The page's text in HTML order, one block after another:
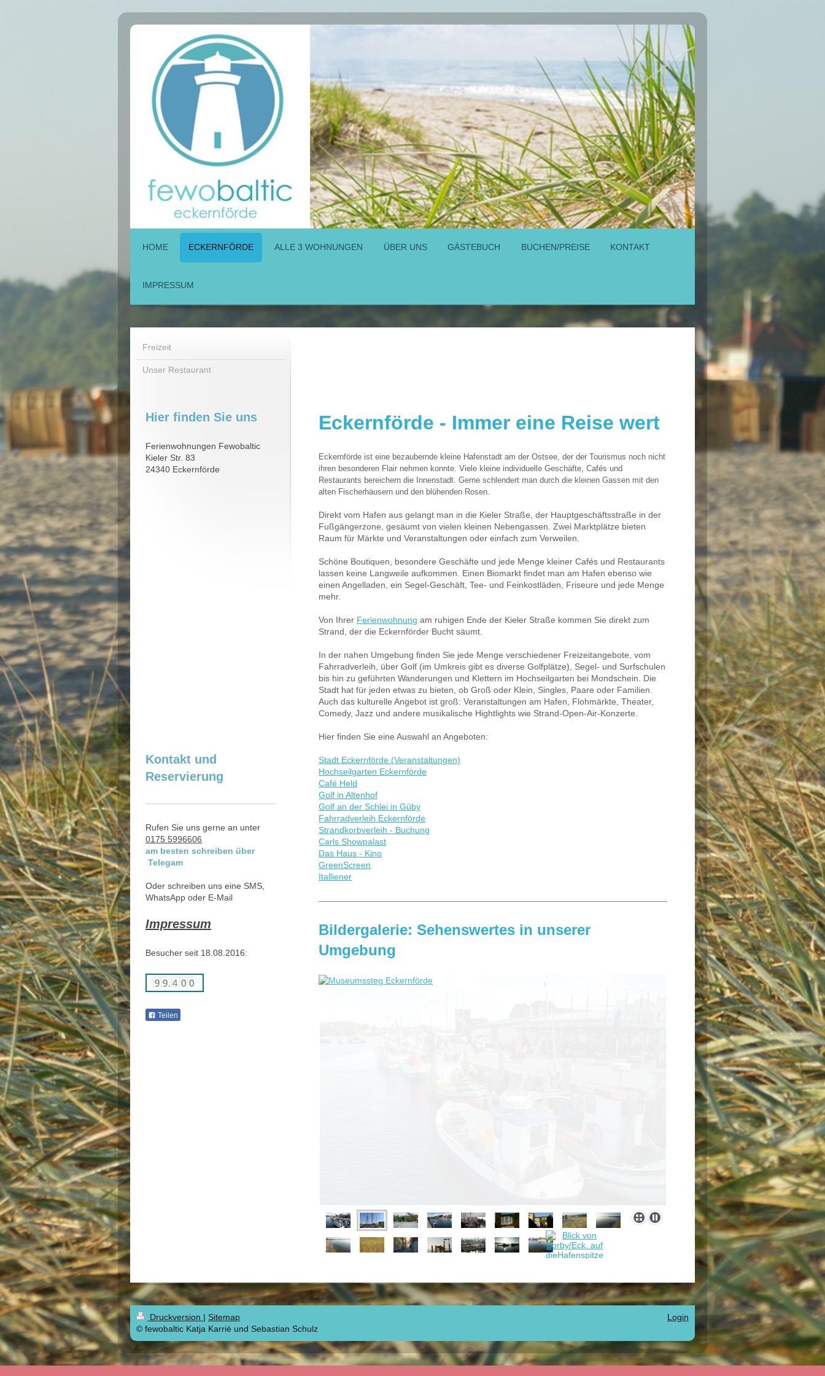
HOME ECKERNFÖRDE ALLE 3 WOHNUNGEN ÜBER UNS GÄSTEBUCH BUCHEN/PREISE KONTAKT
IMPRESSUM
Eckernförde - Immer eine Reise wert
Eckernförde ist eine bezaubernde kleine Hafenstadt am der Ostsee, der der Tourismus noch nicht
ihren besonderen Flair nehmen konnte. Viele kleine individuelle Geschäfte, Cafés und
Restaurants bereichern die Innenstadt. Gerne schlendert man durch die kleinen Gassen mit den
alten Fischerhäusern und den blühenden Rosen.
Direkt vom Hafen aus gelangt man in die Kieler Straße, der Hauptgeschäftsstraße in der
Fußgängerzone, gesäumt von vielen kleinen Nebengassen. Zwei Marktplätze bieten
Raum für Märkte und Veranstaltungen oder einfach zum Verweilen.
Schöne Boutiquen, besondere Geschäfte und jede Menge kleiner Cafés und Restaurants
lassen keine Langweile aufkommen. Einen Biomarkt findet man am Hafen ebenso wie
einen Angelladen, ein Segel-Geschäft, Tee- und Feinkostläden, Friseure und jede Menge
mehr.
Von Ihrer Ferienwohnung am ruhigen Ende der Kieler Straße kommen Sie direkt zum
Strand, der die Eckernförder Bucht säumt.
In der nahen Umgebung finden Sie jede Menge verschiedener Freizeitangebote, vom
Fahrradverleih, über Golf (im Umkreis gibt es diverse Golfplätze), Segel- und Surfschulen
bis hin zu geführten Wanderungen und Klettern im Hochseilgarten bei Mondschein. Die
Stadt hat für jeden etwas zu bieten, ob Groß oder Klein, Singles, Paare oder Familien.
Auch das kulturelle Angebot ist groß: Veranstaltungen am Hafen, Flohmärkte, Theater,
Comedy, Jazz und andere musikalische Hightlights wie Strand-Open-Air-Konzerte.
Hier finden Sie eine Auswahl an Angeboten:
Stadt Eckernförde (Veranstaltungen)
Hochseilgarten Eckernförde
Café Held
Golf in Altenhof
Golf an der Schlei in Güby
Fahrradverleih Eckernförde
Strandkorbverleih - Buchung
Carls Showpalast
Das Haus - Kino
GreenScreen
Italliener
Bildergalerie: Sehenswertes in unserer
Umgebung
Freizeit
Unser Restaurant
Hier finden Sie uns
Ferienwohnungen Fewobaltic
Kieler Str. 83
24340 Eckernförde
Kontakt und
Reservierung
Rufen Sie uns gerne an unter
0175 5996606
am besten schreiben über
Telegam
Oder schreiben uns eine SMS,
WhatsApp oder E-Mail
Impressum
Besucher seit 18.08.2016:
Teilen
Druckversion | Sitemap
© fewobaltic Katja Karrié und Sebastian Schulz
Login